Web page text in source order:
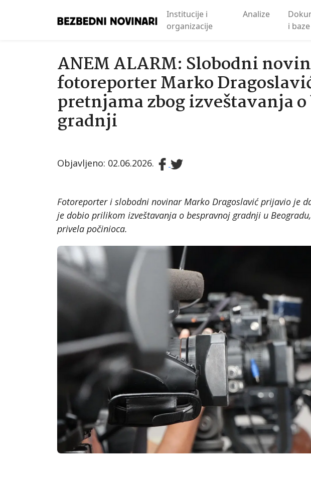
Institucije i
organizacije
Analize
i baze
ANEM ALARM: Slobodni
fotoreporter Marko
pretnjama zbog izveštavanja
gradnji
Objavljeno: 02.06.2026.
Fotoreporter i slobodni novinar Marko Dragoslavić prijavio je
je dobio prilikom izveštavanja o bespravnoj gradnji u
privela počinioca.